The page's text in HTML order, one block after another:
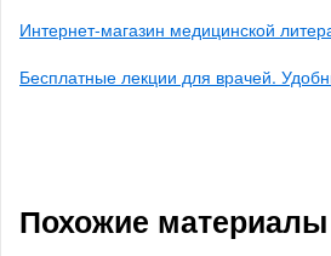
Интернет-магазин медицинской
Бесплатные лекции для врачей.
Похожие материалы